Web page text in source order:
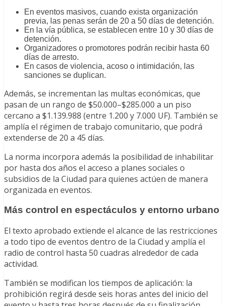
En eventos masivos, cuando exista organización
previa, las penas serán de 20 a 50 días de detención.
En la vía pública, se establecen entre 10 y 30 días de
detención.
Organizadores o promotores podrán recibir hasta 60
días de arresto.
En casos de violencia, acoso o intimidación, las
sanciones se duplican.
Además, se incrementan las multas económicas, que
pasan de un rango de $50.000–$285.000 a un piso
cercano a $1.139.988 (entre 1.200 y 7.000 UF). También se
amplía el régimen de trabajo comunitario, que podrá
extenderse de 20 a 45 días.
La norma incorpora además la posibilidad de inhabilitar
por hasta dos años el acceso a planes sociales o
subsidios de la Ciudad para quienes actúen de manera
organizada en eventos.
Más control en espectáculos y entorno urbano
El texto aprobado extiende el alcance de las restricciones
a todo tipo de eventos dentro de la Ciudad y amplía el
radio de control hasta 50 cuadras alrededor de cada
actividad.
También se modifican los tiempos de aplicación: la
prohibición regirá desde seis horas antes del inicio del